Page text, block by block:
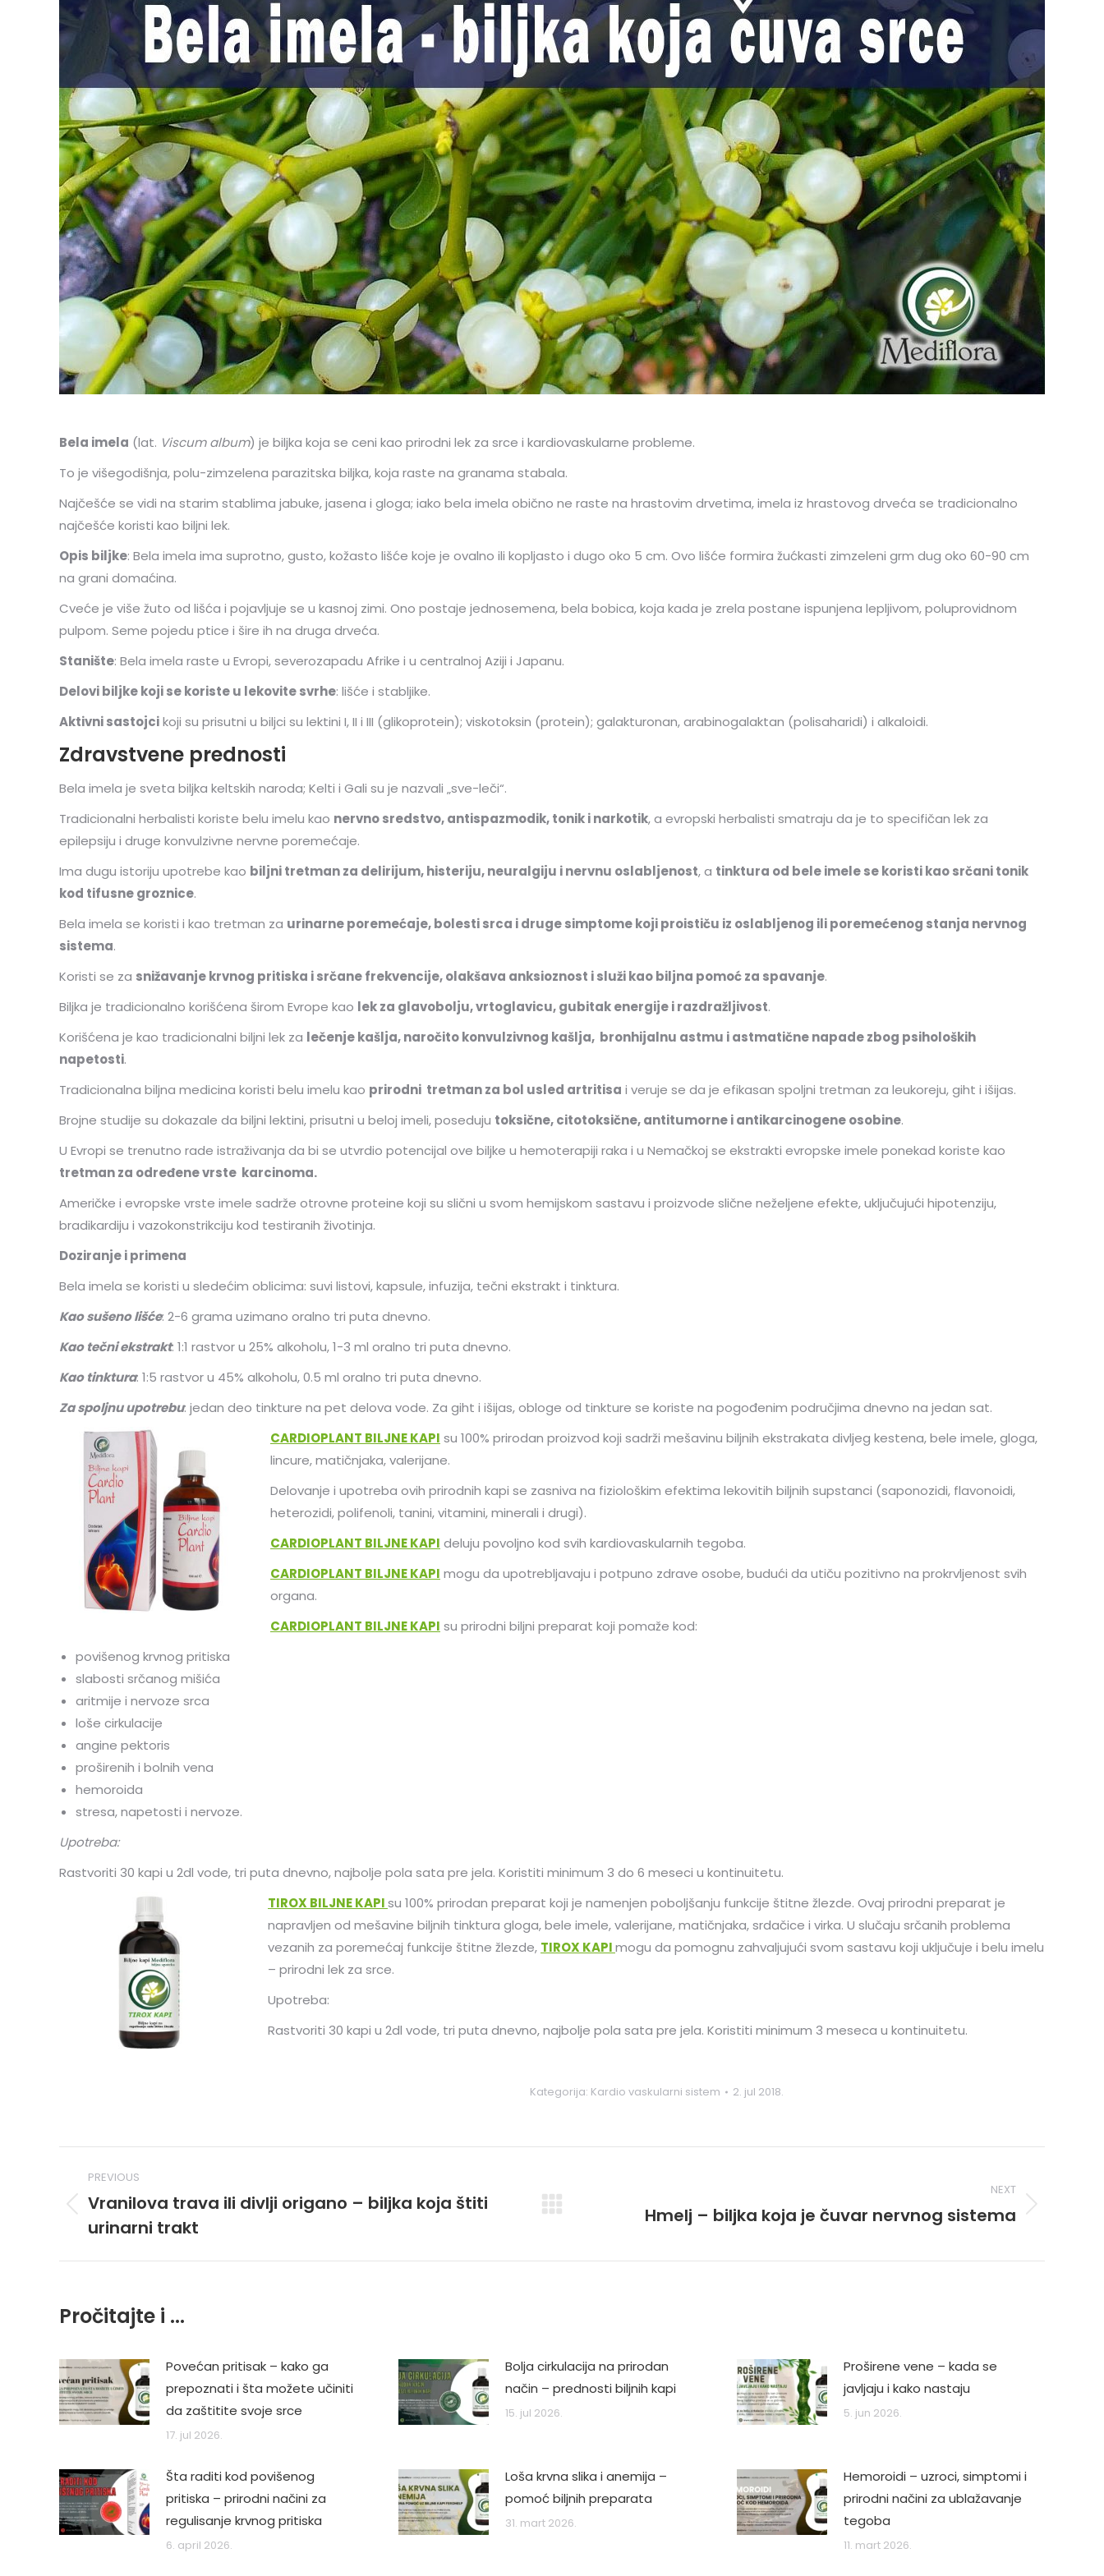
Bela imela (lat. Viscum album) je biljka koja se ceni kao prirodni lek za srce i kardiovaskularne probleme.
To je višegodišnja, polu-zimzelena parazitska biljka, koja raste na granama stabala.
Najčešće se vidi na starim stablima jabuke, jasena i gloga; iako bela imela obično ne raste na hrastovim drvetima, imela iz hrastovog drveća se tradicionalno
najčešće koristi kao biljni lek.
Opis biljke: Bela imela ima suprotno, gusto, kožasto lišće koje je ovalno ili kopljasto i dugo oko 5 cm. Ovo lišće formira žućkasti zimzeleni grm dug oko 60-90 cm
na grani domaćina.
Cveće je više žuto od lišća i pojavljuje se u kasnoj zimi. Ono postaje jednosemena, bela bobica, koja kada je zrela postane ispunjena lepljivom, poluprovidnom
pulpom. Seme pojedu ptice i šire ih na druga drveća.
Stanište: Bela imela raste u Evropi, severozapadu Afrike i u centralnoj Aziji i Japanu.
Delovi biljke koji se koriste u lekovite svrhe: lišće i stabljike.
Aktivni sastojcikoji su prisutni u biljci su lektini I, II i III (glikoprotein); viskotoksin (protein); galakturonan, arabinogalaktan (polisaharidi) i alkaloidi.
Zdravstvene prednosti
Bela imela je sveta biljka keltskih naroda; Kelti i Gali su je nazvali „sve-leči“.
Tradicionalni herbalisti koriste belu imelu kao nervno sredstvo, antispazmodik, tonik i narkotik, a evropski herbalisti smatraju da je to specifičan lek za
epilepsiju i druge konvulzivne nervne poremećaje.
Ima dugu istoriju upotrebe kao biljni tretman za delirijum, histeriju, neuralgiju i nervnu oslabljenost, a tinktura od bele imele se koristi kao srčani tonik
kod tifusne groznice.
Bela imela se koristi i kao tretman za urinarne poremećaje, bolesti srca i druge simptome koji proističu iz oslabljenog ili poremećenog stanja nervnog
sistema.
Koristi se za snižavanje krvnog pritiska i srčane frekvencije, olakšava anksioznost i služi kao biljna pomoć za spavanje.
Biljka je tradicionalno korišćena širom Evrope kao lek za glavobolju, vrtoglavicu, gubitak energije i razdražljivost.
Korišćena je kao tradicionalni biljni lek za lečenje kašlja, naročito konvulzivnog kašlja, bronhijalnu astmu i astmatične napade zbog psiholoških
napetosti.
Tradicionalna biljna medicina koristi belu imelu kao prirodni tretman za bol usled artritisa i veruje se da je efikasan spoljni tretman za leukoreju, giht i išijas.
Brojne studije su dokazale da biljni lektini, prisutni u beloj imeli, poseduju toksične, citotoksične, antitumorne i antikarcinogene osobine.
U Evropi se trenutno rade istraživanja da bi se utvrdio potencijal ove biljke u hemoterapiji raka i u Nemačkoj se ekstrakti evropske imele ponekad koriste kao
tretman za određene vrste karcinoma.
Američke i evropske vrste imele sadrže otrovne proteine koji su slični u svom hemijskom sastavu i proizvode slične neželjene efekte, uključujući hipotenziju,
bradikardiju i vazokonstrikciju kod testiranih životinja.
Doziranje i primena
Bela imela se koristi u sledećim oblicima: suvi listovi, kapsule, infuzija, tečni ekstrakt i tinktura.
Kao sušeno lišće: 2-6 grama uzimano oralno tri puta dnevno.
Kao tečni ekstrakt: 1:1 rastvor u 25% alkoholu, 1-3 ml oralno tri puta dnevno.
Kao tinktura: 1:5 rastvor u 45% alkoholu, 0.5 ml oralno tri puta dnevno.
Za spoljnu upotrebu: jedan deo tinkture na pet delova vode. Za giht i išijas, obloge od tinkture se koriste na pogođenim područjima dnevno na jedan sat.
CARDIOPLANT BILJNE KAPI su 100% prirodan proizvod koji sadrži mešavinu biljnih ekstrakata divljeg kestena, bele imele, gloga,
lincure, matičnjaka, valerijane.
Delovanje i upotreba ovih prirodnih kapi se zasniva na fiziološkim efektima lekovitih biljnih supstanci (saponozidi, flavonoidi,
heterozidi, polifenoli, tanini, vitamini, minerali i drugi).
CARDIOPLANT BILJNE KAPI deluju povoljno kod svih kardiovaskularnih tegoba.
CARDIOPLANT BILJNE KAPI mogu da upotrebljavaju i potpuno zdrave osobe, budući da utiču pozitivno na prokrvljenost svih
organa.
CARDIOPLANT BILJNE KAPI su prirodni biljni preparat koji pomaže kod:
povišenog krvnog pritiska
slabosti srčanog mišića
aritmije i nervoze srca
loše cirkulacije
angine pektoris
proširenih i bolnih vena
hemoroida
stresa, napetosti i nervoze.
Upotreba:
Rastvoriti 30 kapi u 2dl vode, tri puta dnevno, najbolje pola sata pre jela. Koristiti minimum 3 do 6 meseci u kontinuitetu.
TIROX BILJNE KAPIsu 100% prirodan preparat koji je namenjen poboljšanju funkcije štitne žlezde. Ovaj prirodni preparat je
napravljen od mešavine biljnih tinktura gloga, bele imele, valerijane, matičnjaka, srdačice i virka. U slučaju srčanih problema
vezanih za poremećaj funkcije štitne žlezde, TIROX KAPImogu da pomognu zahvaljujući svom sastavu koji uključuje i belu imelu
– prirodni lek za srce.
Upotreba:
Rastvoriti 30 kapi u 2dl vode, tri puta dnevno, najbolje pola sata pre jela. Koristiti minimum 3 meseca u kontinuitetu.
Kategorija: Kardio vaskularni sistem 2. jul 2018.
Post
navigation
PREVIOUS
Previous
post:
Vranilova trava ili divlji origano – biljka koja štiti
urinarni trakt
NEXT
Hmelj – biljka koja je čuvar nervnog sistema
Pročitajte i ...
Povećan pritisak – kako ga
prepoznati i šta možete učiniti
da zaštitite svoje srce
17. jul 2026.
Bolja cirkulacija na prirodan
način – prednosti biljnih kapi
15. jul 2026.
Proširene vene – kada se
javljaju i kako nastaju
5. jun 2026.
Šta raditi kod povišenog
pritiska – prirodni načini za
regulisanje krvnog pritiska
6. april 2026.
Loša krvna slika i anemija –
pomoć biljnih preparata
31. mart 2026.
Hemoroidi – uzroci, simptomi i
prirodni načini za ublažavanje
tegoba
11. mart 2026.